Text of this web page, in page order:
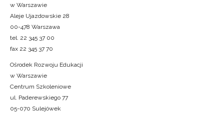
w Warszawie
Aleje Ujazdowskie 28
00-478 Warszawa
tel. 22 345 37 00
fax 22 345 37 70
Ośrodek Rozwoju Edukacji
w Warszawie
Centrum Szkoleniowe
ul. Paderewskiego 77
05-070 Sulejówek